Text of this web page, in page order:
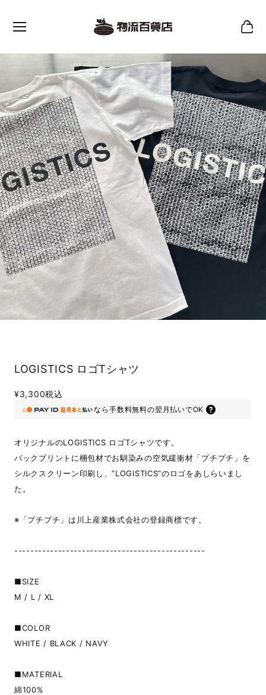
LOGISTICS ロゴTシャツ
¥3,300税込
なら 手数料無料の翌月払いでOK
オリジナルのLOGISTICS ロゴTシャツです。
バックプリントに梱包材でお馴染みの空気緩衝材「プチプチ」を
シルクスクリーン印刷し、”LOGISTICS”のロゴをあしらいまし
た。
※「プチプチ」は川上産業株式会社の登録商標です。
------------------------------------------------
■SIZE
M / L / XL
■COLOR
WHITE / BLACK / NAVY
■MATERIAL
綿100%